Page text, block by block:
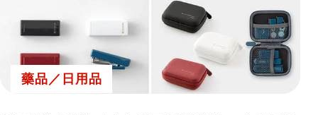
藥品／日用品